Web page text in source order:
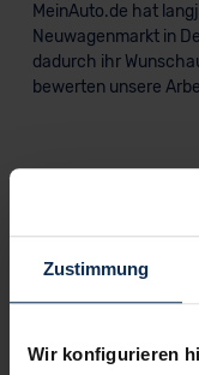
Zustimmung
Wir konfigurieren
MeinAuto.de hat
Neuwagenmarkt in
dadurch ihr
bewerten unsere